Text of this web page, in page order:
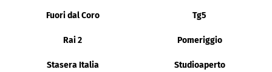
Fuori dal Coro Tg5
Rai 2 Pomeriggio
Stasera Italia Studioaperto